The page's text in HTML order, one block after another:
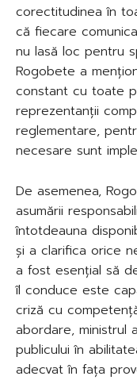
corectitudinea în
că fiecare
nu lasă loc pentru
Rogobete a
constant cu toate
reprezentanții
reglementare,
necesare sunt
De asemenea,
asumării
întotdeauna
și a clarifica orice
a fost esențial să
îl conduce este
criză cu
abordare, ministrul
publicului în
adecvat în fața